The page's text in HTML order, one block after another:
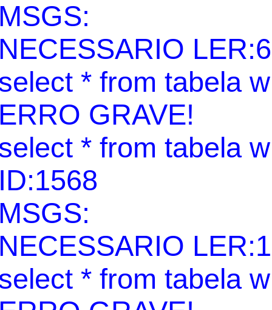
* from tabela
GRAVE!
* from tabela
* from tabela